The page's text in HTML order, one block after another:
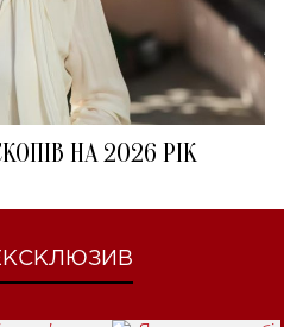
НА 2026 РІК